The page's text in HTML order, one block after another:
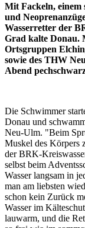
Mit Fackeln, einem
und
Wasserretter der
Grad kalte Donau.
Ortsgruppen
sowie des THW
Abend
Die Schwimmer
Donau und
Neu-Ulm. "Beim
Muskel des Körpers
der BRK-
selbst beim
Wasser langsam in
man am liebsten
schon kein Zurück
Wasser im
lauwarm, und die